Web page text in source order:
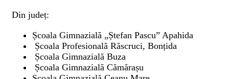
Din județ:
Școala Gimnazială „Ștefan Pascu” Apahida
Școala Profesională Răscruci, Bonțida
Școala Gimnazială Buza
Școala Gimnazială Cămărașu